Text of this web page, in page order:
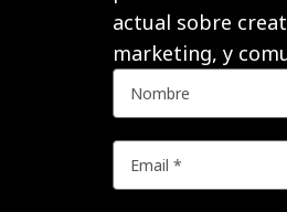
actual sobre
marketing, y